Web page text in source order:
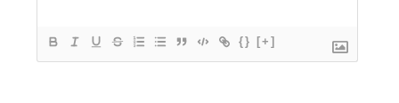
{} [+]